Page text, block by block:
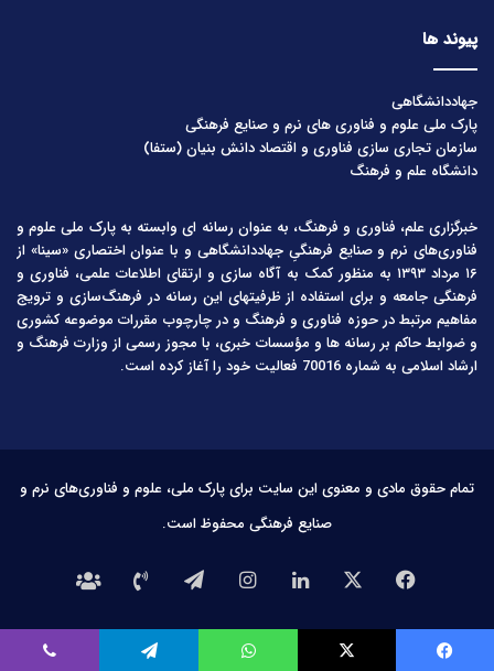
پیوند ها
جهاددانشگاهی
پارک ملی علوم و فناوری های نرم و صنایع فرهنگی
سازمان تجاری سازی فناوری و اقتصاد دانش بنیان (ستفا)
دانشگاه علم و فرهنگ
خبرگزاری علم، فناوری و فرهنگ، به عنوان رسانه ای وابسته به پارک ملی علوم و
فناوری‌های نرم و صنایع فرهنگیِ جهاددانشگاهی و با عنوان اختصاری «سینا» از
۱۶ مرداد ۱۳۹۳ به منظور کمک به آگاه سازی و ارتقای اطلاعات علمی، فناوری و
فرهنگی جامعه و برای استفاده از ظرفیتهای این رسانه در فرهنگ‌سازی و ترویج
مفاهیم مرتبط در حوزه فناوری و فرهنگ و در چارچوب مقررات موضوعه کشوری
و ضوابط حاکم بر رسانه ها و مؤسسات خبری، با مجوز رسمی از وزارت فرهنگ و
ارشاد اسلامی به شماره 70016 فعالیت خود را آغاز کرده است.
تمام حقوق مادی و معنوی این سایت برای پارک ملی، علوم و فناوری‌های نرم و
صنایع فرهنگی محفوظ است.
فیس
بوک
لینکدیناینستاگرامتلگرامتماس
با
درباره
ما